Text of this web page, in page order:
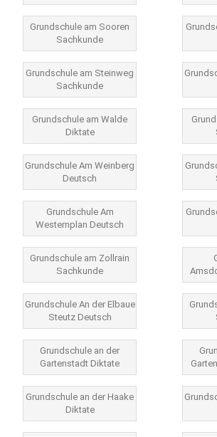
Grundschule am Sooren
Sachkunde
Grundschule am Steinweg
Sachkunde
Grundschule am Walde
Diktate
Grundschule Am Weinberg
Deutsch
Grundschule Am
Westernplan Deutsch
Grundschule am Zollrain
Sachkunde
Grundschule An der Elbaue
Steutz Deutsch
Grundschule an der
Gartenstadt Diktate
Grundschule an der Haake
Diktate